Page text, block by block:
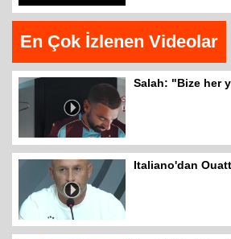
En Çok İzlenen Videolar
Salah: "Bize her
Italiano'dan